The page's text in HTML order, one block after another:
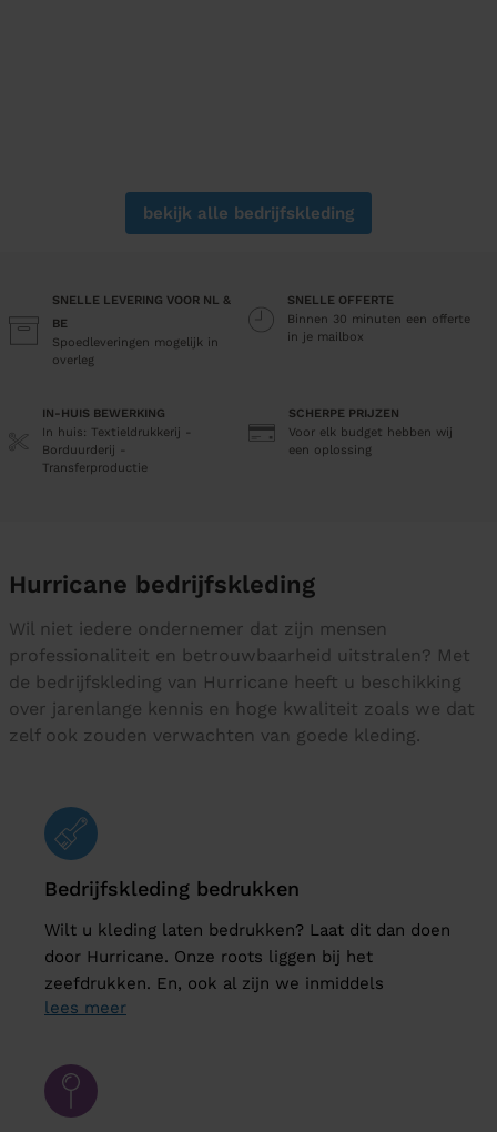
bekijk alle bedrijfskleding
SNELLE LEVERING VOOR NL &
BE
Spoedleveringen mogelijk in
overleg
SNELLE OFFERTE
Binnen 30 minuten een offerte
in je mailbox
IN-HUIS BEWERKING
In huis: Textieldrukkerij -
Borduurderij -
Transferproductie
SCHERPE PRIJZEN
Voor elk budget hebben wij
een oplossing
Hurricane bedrijfskleding
Wil niet iedere ondernemer dat zijn mensen
professionaliteit en betrouwbaarheid uitstralen? Met
de bedrijfskleding van Hurricane heeft u beschikking
over jarenlange kennis en hoge kwaliteit zoals we dat
zelf ook zouden verwachten van goede kleding.
Bedrijfskleding bedrukken
Wilt u kleding laten bedrukken? Laat dit dan doen
door Hurricane. Onze roots liggen bij het
zeefdrukken. En, ook al zijn we inmiddels
uitgegroeid tot een allround textielleverancier,
kleding met de mooiste zeefdrukken. Uw kleding
is bij ons in goede handen!
lees meer